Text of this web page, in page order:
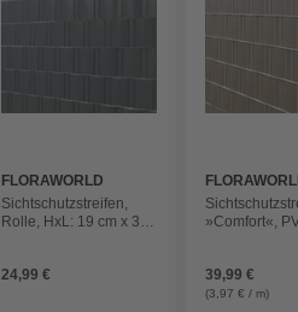
FLORAWORLD
Sichtschutzstreifen,
Rolle, HxL: 19 cm x 35
PVC-Folie, anthrazit
24,99 €
»Comfort«,
39,99 €
(3,97 € / m)